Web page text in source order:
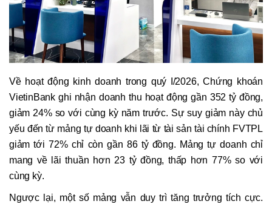
Về hoạt động kinh doanh trong quý I/2026, Chứng khoán
VietinBank ghi nhận doanh thu hoạt động gần 352 tỷ đồng,
giảm 24% so với cùng kỳ năm trước. Sự suy giảm này chủ
yếu đến từ mảng tự doanh khi lãi từ tài sản tài chính FVTPL
giảm tới 72% chỉ còn gần 86 tỷ đồng. Mảng tự doanh chỉ
mang về lãi thuần hơn 23 tỷ đồng, thấp hơn 77% so với
cùng kỳ.
Ngược lại, một số mảng vẫn duy trì tăng trưởng tích cực.